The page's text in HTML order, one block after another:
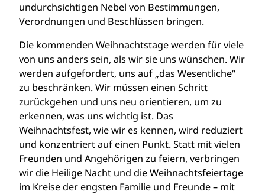
undurchsichtigen Nebel von Bestimmungen,
Verordnungen und Beschlüssen bringen.
Die kommenden Weihnachtstage werden für viele
von uns anders sein, als wir sie uns wünschen. Wir
werden aufgefordert, uns auf „das Wesentliche“
zu beschränken. Wir müssen einen Schritt
zurückgehen und uns neu orientieren, um zu
erkennen, was uns wichtig ist. Das
Weihnachtsfest, wie wir es kennen, wird reduziert
und konzentriert auf einen Punkt. Statt mit vielen
Freunden und Angehörigen zu feiern, verbringen
wir die Heilige Nacht und die Weihnachtsfeiertage
im Kreise der engsten Familie und Freunde – mit